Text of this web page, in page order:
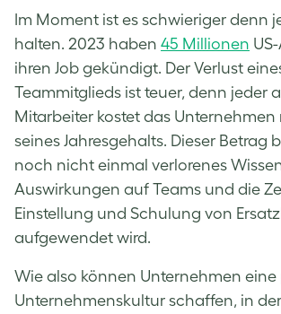
Im Moment ist es schwieriger denn
halten. 2023 haben 45 Millionen
ihren Job gekündigt. Der Verlust
Teammitglieds ist teuer, denn jeder
Mitarbeiter kostet das Unternehmen
seines Jahresgehalts. Dieser Betrag
noch nicht einmal verlorenes
Auswirkungen auf Teams und die
Einstellung und Schulung von
aufgewendet wird.
Wie also können Unternehmen eine
Unternehmenskultur schaffen, in